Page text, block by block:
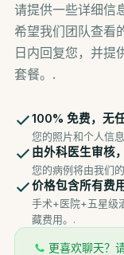
请提供一些详细信
希望我们团队查看
日内回复您，并提
套餐。.
100% 免费，无
您的照片和个人信
由外科医生审核
您的病例将由我们
价格包含所有费
手术+医院+五星级
藏费用。.
更喜欢聊天？